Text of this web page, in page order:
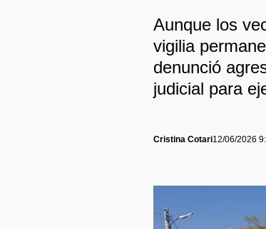
Aunque los
vigilia
denunció
judicial para
Cristina Cotari12/06/2026